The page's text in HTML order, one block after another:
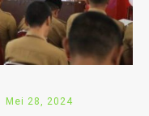
Mei 28, 2024